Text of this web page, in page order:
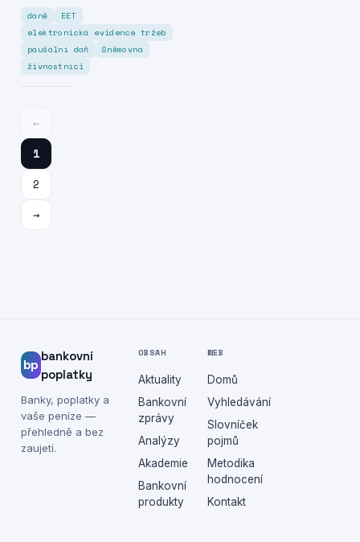
daně
EET
elektronická evidence tržeb
paušální daň
Sněmovna
živnostníci
←
1
2
→
bp
bankovní
poplatky
Banky, poplatky a
vaše peníze —
přehledně a bez
zaujetí.
OBSAH
Aktuality
Bankovní
zprávy
Analýzy
Akademie
Bankovní
produkty
WEB
Domů
Vyhledávání
Slovníček
pojmů
Metodika
hodnocení
Kontakt